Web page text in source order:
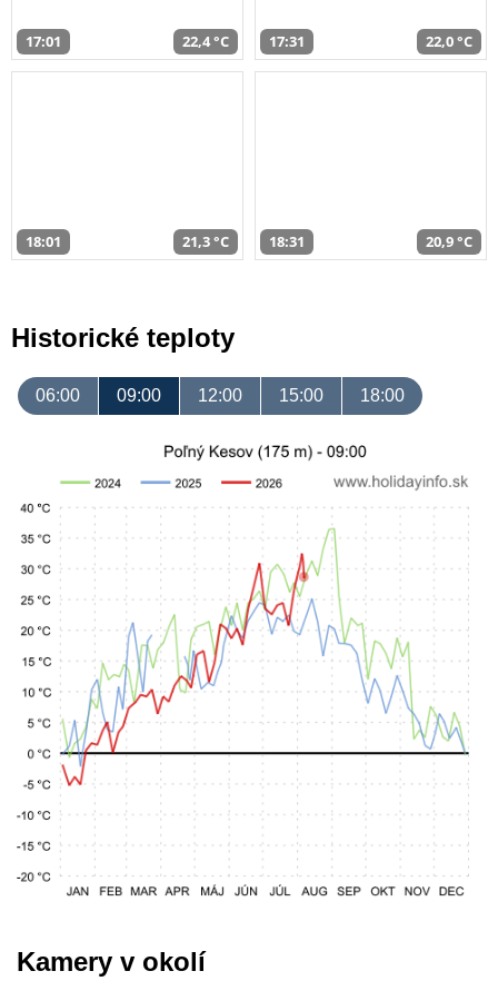
17:01 22,4 °C 17:31 22,0 °C
18:01 21,3 °C 18:31 20,9 °C
Historické teploty
06:00 09:00 12:00 15:00 18:00
Kamery v okolí